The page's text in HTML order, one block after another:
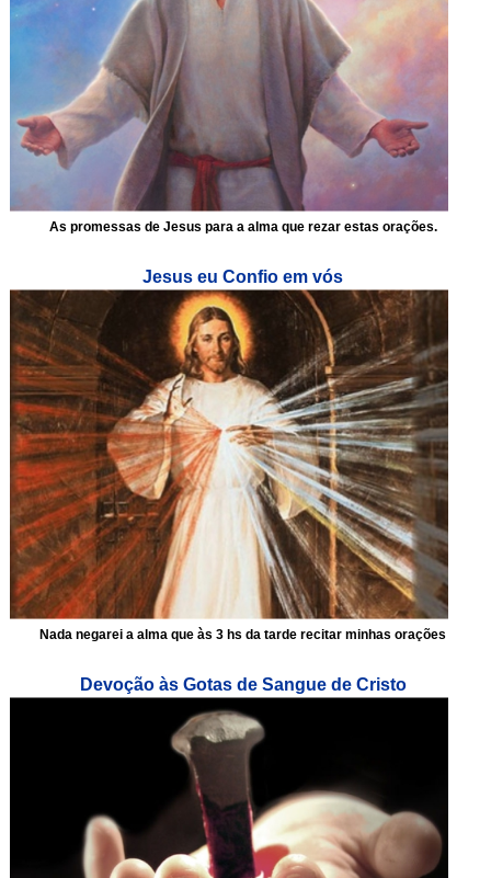
As promessas de Jesus para a alma que rezar estas orações.
Jesus eu Confio em vós
Nada negarei a alma que às 3 hs da tarde recitar minhas orações
Devoção às Gotas de Sangue de Cristo